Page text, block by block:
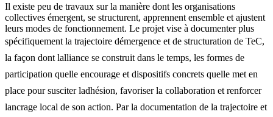
Il existe peu de travaux sur la manière dont les organisations
collectives émergent, se structurent, apprennent ensemble et ajustent
leurs modes de fonctionnement. Le projet vise à documenter plus
spécifiquement la trajectoire démergence et de structuration de TeC,
la façon dont lalliance se construit dans le temps, les formes de
participation quelle encourage et dispositifs concrets quelle met en
place pour susciter ladhésion, favoriser la collaboration et renforcer
lancrage local de son action. Par la documentation de la trajectoire et